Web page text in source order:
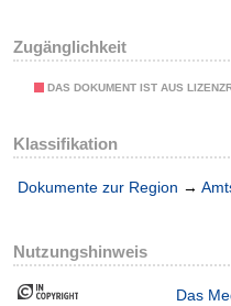
Zugänglichkeit
DAS DOKUMENT IST AUS
Klassifikation
Dokumente zur Region →
Nutzungshinweis
Das